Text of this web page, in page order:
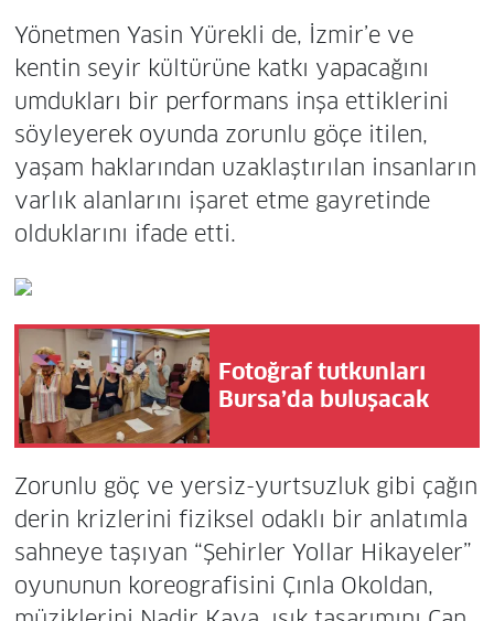
Yönetmen Yasin Yürekli de, İzmir’e ve
kentin seyir kültürüne katkı yapacağını
umdukları bir performans inşa ettiklerini
söyleyerek oyunda zorunlu göçe itilen,
yaşam haklarından uzaklaştırılan insanların
varlık alanlarını işaret etme gayretinde
olduklarını ifade etti.
Fotoğraf tutkunları
Bursa’da buluşacak
Zorunlu göç ve yersiz-yurtsuzluk gibi çağın
derin krizlerini fiziksel odaklı bir anlatımla
sahneye taşıyan “Şehirler Yollar Hikayeler”
oyununun koreografisini Çınla Okoldan,